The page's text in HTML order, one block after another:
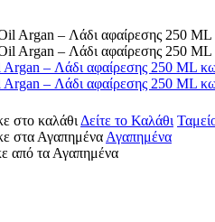
– Λάδι αφαίρεσης 250 ML
– Λάδι αφαίρεσης 250 ML
στο καλάθι Δείτε το Καλάθι
στα Αγαπημένα Αγαπημένα
από τα Αγαπημένα